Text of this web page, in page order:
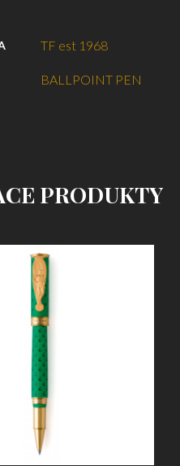
TF est 1968
BALLPOINT PEN
PRODUKTY